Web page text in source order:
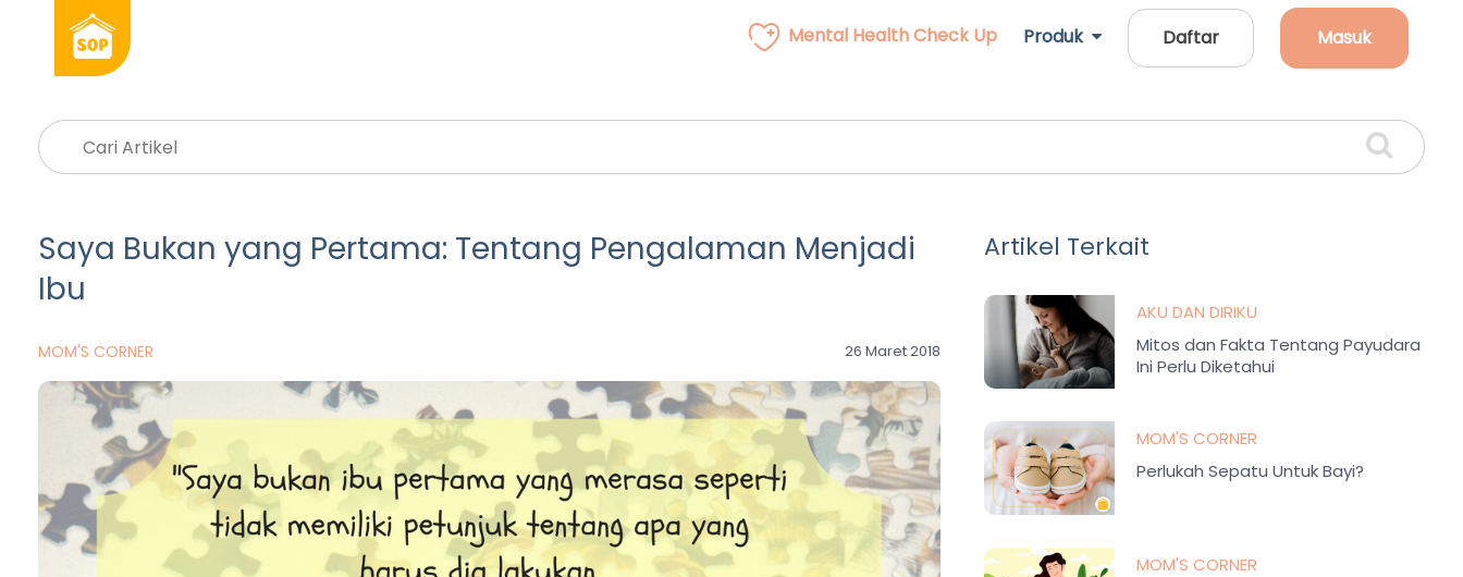
Mental Health Check Up Produk Daftar Masuk
Saya Bukan yang Pertama: Tentang Pengalaman Menjadi
Ibu
MOM'S CORNER 26 Maret 2018
Artikel Terkait
AKU DAN DIRIKU
Mitos dan Fakta Tentang Payudara
Ini Perlu Diketahui
MOM'S CORNER
Perlukah Sepatu Untuk Bayi?
MOM'S CORNER